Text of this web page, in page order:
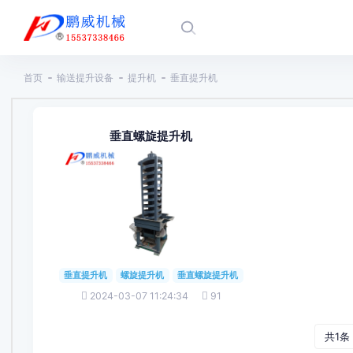
首页 输送提升设备 提升机 垂直提升机
垂直螺旋提升机
垂直提升机 螺旋提升机 垂直螺旋提升机
2024-03-07 11:24:34 91
共1条